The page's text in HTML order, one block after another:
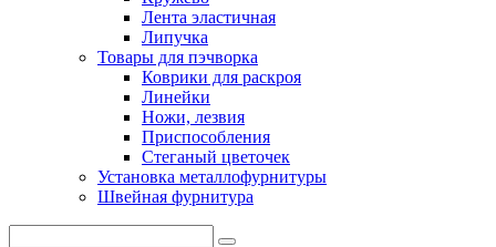
Лента эластичная
Липучка
Товары для пэчворка
Коврики для раскроя
Линейки
Ножи, лезвия
Приспособления
Стеганый цветочек
Установка металлофурнитуры
Швейная фурнитура